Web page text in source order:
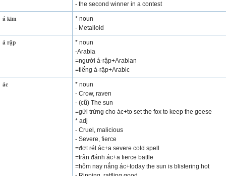
- the second winner in a contest
á kim
* noun
- Metalloid
á rập
* noun
-Arabia
=người á-rập+Arabian
=tiếng á-rập+Arabic
ác
* noun
- Crow, raven
- (cũ) The sun
=gửi trứng cho ác+to set the fox to keep the geese
* adj
- Cruel, malicious
- Severe, fierce
=đợt rét ác+a severe cold spell
=trận đánh ác+a fierce battle
=hôm nay nắng ác+today the sun is blistering hot